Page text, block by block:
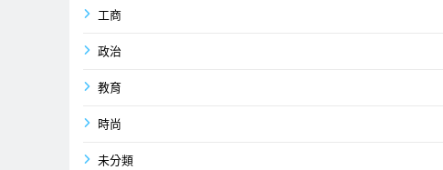
工商
政治
教育
時尚
未分類